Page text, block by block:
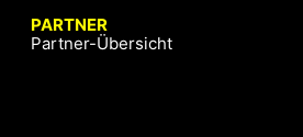
PARTNER
Partner-Übersicht